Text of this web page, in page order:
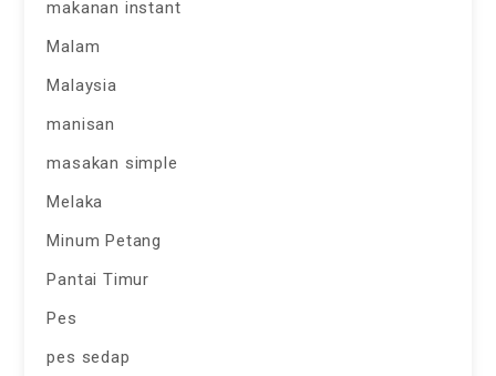
makanan instant
Malam
Malaysia
manisan
masakan simple
Melaka
Minum Petang
Pantai Timur
Pes
pes sedap